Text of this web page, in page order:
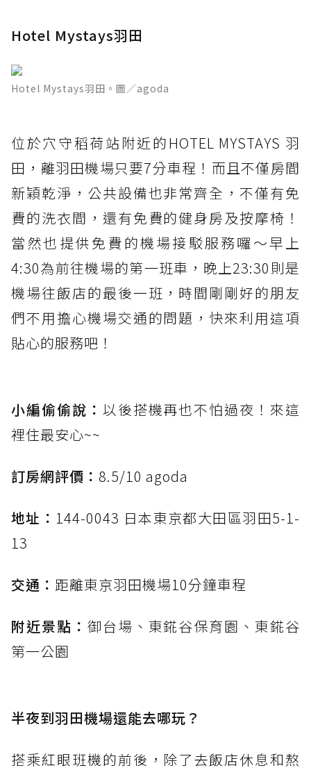
Hotel Mystays羽田
Hotel Mystays羽田。圖／agoda
位於穴守稻荷站附近的HOTEL MYSTAYS 羽
田，離羽田機場只要7分車程！而且不僅房間
新穎乾淨，公共設備也非常齊全，不僅有免
費的洗衣間，還有免費的健身房及按摩椅！
當然也提供免費的機場接駁服務囉～早上
4:30為前往機場的第一班車，晚上23:30則是
機場往飯店的最後一班，時間剛剛好的朋友
們不用擔心機場交通的問題，快來利用這項
貼心的服務吧！
小編偷偷說： 以後搭機再也不怕過夜！來這
裡住最安心~~
訂房網評價： 8.5/10 agoda
地址： 144-0043 日本東京都大田區羽田5-1-
13
交通： 距離東京羽田機場10分鐘車程
附近景點： 御台場、東錵谷保育園、東錵谷
第一公園
半夜到羽田機場還能去哪玩？
搭乘紅眼班機的前後，除了去飯店休息和熬